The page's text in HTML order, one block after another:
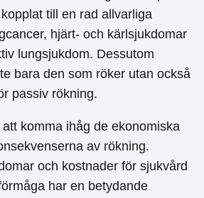
till en rad allvarliga
hjärt- och kärlsjukdomar
lungsjukdom. Dessutom
bara den som röker utan också
passiv rökning.
komma ihåg de ekonomiska
av rökning.
och kostnader för sjukvård
har en betydande